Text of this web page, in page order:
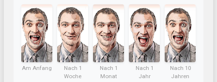
Am Anfang
Nach 1
Woche
Nach 1
Monat
Nach 1
Jahr
Nach 10
Jahren